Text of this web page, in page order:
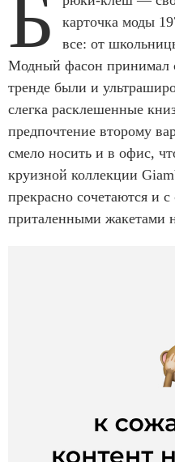
Б
карточка моды
все: от
Модный фасон принимал
тренде были и
слегка расклешенные
предпочтение второму
смело носить и в офис,
круизной коллекции
прекрасно сочетаются и
приталенными жакетами